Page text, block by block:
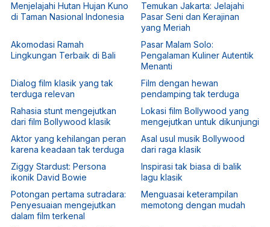
Menjelajahi Hutan Hujan Kuno
di Taman Nasional Indonesia
Temukan Jakarta: Jelajahi
Pasar Seni dan Kerajinan
yang Meriah
Akomodasi Ramah
Lingkungan Terbaik di Bali
Pasar Malam Solo:
Pengalaman Kuliner Autentik
Menanti
Dialog film klasik yang tak
terduga relevan
Film dengan hewan
pendamping tak terduga
Rahasia stunt mengejutkan
dari film Bollywood klasik
Lokasi film Bollywood yang
mengejutkan untuk dikunjungi
Aktor yang kehilangan peran
karena keadaan tak terduga
Asal usul musik Bollywood
dari raga klasik
Ziggy Stardust: Persona
ikonik David Bowie
Inspirasi tak biasa di balik
lagu klasik
Potongan pertama sutradara:
Penyesuaian mengejutkan
dalam film terkenal
Menguasai keterampilan
memotong dengan mudah